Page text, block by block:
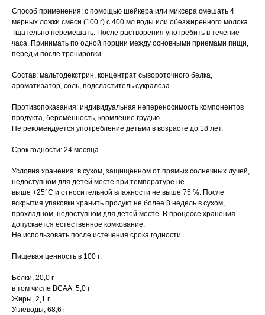
Способ применения: с помощью шейкера или миксера смешать 4
мерных ложки смеси (100 г) с 400 мл воды или обезжиренного молока.
Тщательно перемешать. После растворения употребить в течение
часа. Принимать по одной порции между основными приемами пищи,
перед и после тренировки.
Состав: мальтодекстрин, концентрат сывороточного белка,
ароматизатор, соль, подсластитель сукралоза.
Противопоказания: индивидуальная непереносимость компонентов
продукта, беременность, кормление грудью.
Не рекомендуется употребление детьми в возрасте до 18 лет.
Срок годности: 24 месяца
Условия хранения: в сухом, защищённом от прямых солнечных лучей,
недоступном для детей месте при температуре не
выше +25°С и относительной влажности не выше 75 %. После
вскрытия упаковки хранить продукт не более 8 недель в сухом,
прохладном, недоступном для детей месте. В процессе хранения
допускается естественное комкование.
Не использовать после истечения срока годности.
Пищевая ценность в 100 г:
Белки, 20,0 г
в том числе BCAA, 5,0 г
Жиры, 2,1 г
Углеводы, 68,6 г